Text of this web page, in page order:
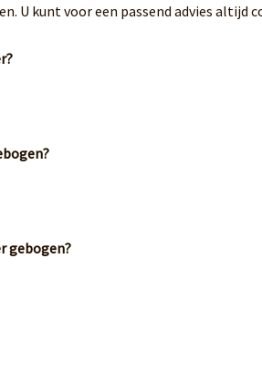
U kunt voor een passend advies altijd
gebogen?